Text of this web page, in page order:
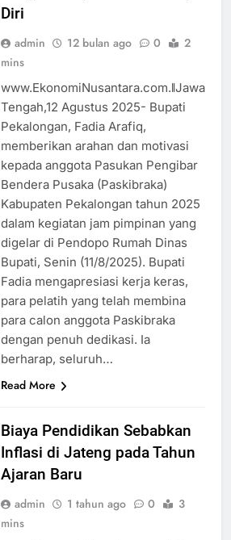
Diri
admin 12 bulan ago 0
2
mins
www.EkonomiNusantara.com.ǁJawa
Tengah,12 Agustus 2025- Bupati
Pekalongan, Fadia Arafiq,
memberikan arahan dan motivasi
kepada anggota Pasukan Pengibar
Bendera Pusaka (Paskibraka)
Kabupaten Pekalongan tahun 2025
dalam kegiatan jam pimpinan yang
digelar di Pendopo Rumah Dinas
Bupati, Senin (11/8/2025). Bupati
Fadia mengapresiasi kerja keras,
para pelatih yang telah membina
para calon anggota Paskibraka
dengan penuh dedikasi. Ia
berharap, seluruh…
Read More
Biaya Pendidikan Sebabkan
Inflasi di Jateng pada Tahun
Ajaran Baru
admin 1 tahun ago 0
3
mins